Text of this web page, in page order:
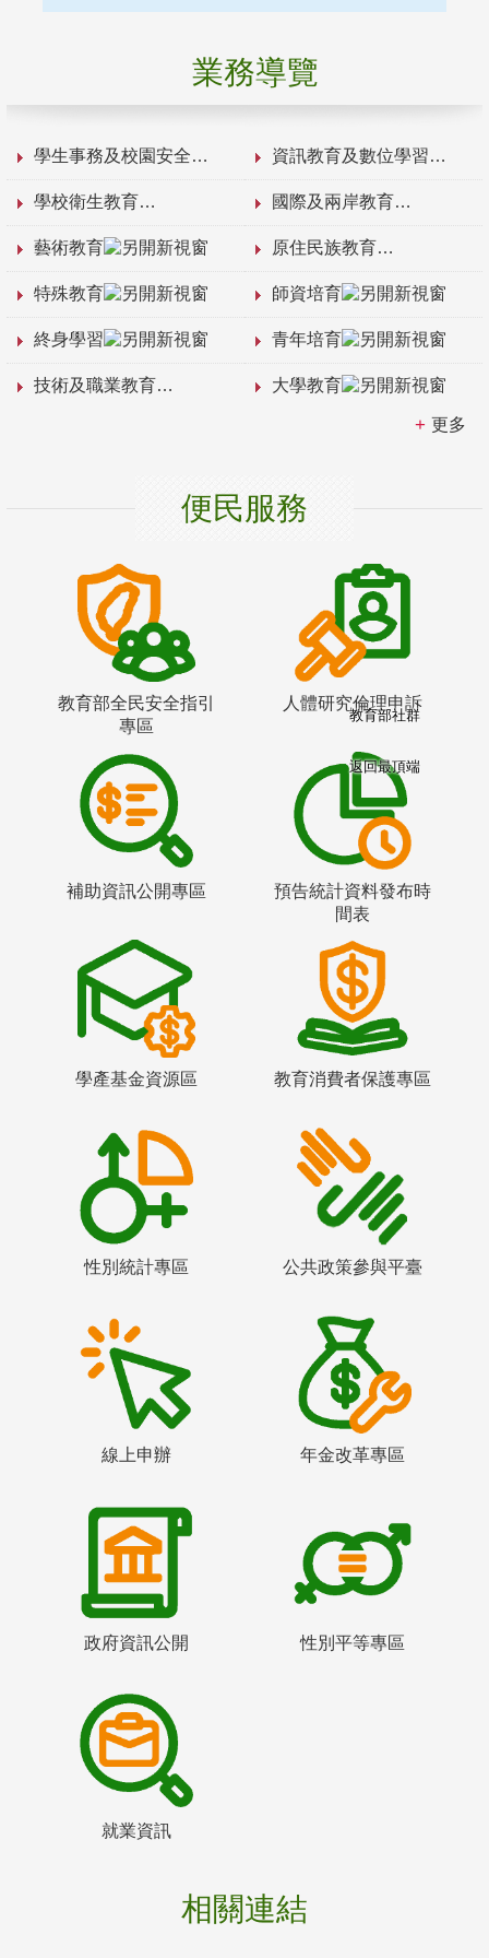
業務導覽
學生事務及校園安全 資訊教育及數位學習
學校衛生教育 國際及兩岸教育
藝術教育 原住民族教育
特殊教育 師資培育
終身學習 青年培育
技術及職業教育 大學教育
更多
便民服務
教育部全民安全指引
專區
人體研究倫理申訴
補助資訊公開專區
預告統計資料發布時
間表
學產基金資源區 教育消費者保護專區
性別統計專區 公共政策參與平臺
線上申辦 年金改革專區
政府資訊公開 性別平等專區
就業資訊
相關連結
教育部社群
返回最頂端